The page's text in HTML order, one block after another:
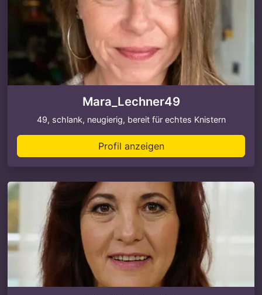
Mara_Lechner49
49, schlank, neugierig, bereit für echtes Knistern
Profil anzeigen